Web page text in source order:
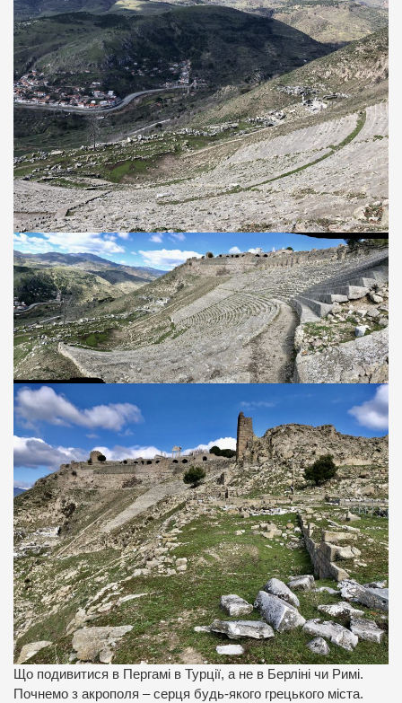
Що подивитися в Пергамі в Турції, а не в Берліні чи Римі.
Почнемо з акрополя – серця будь-якого грецького міста.